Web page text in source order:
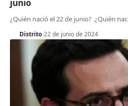
junio
¿Quién nació el 22 de junio? ¿Quién
Distrito 22 de junio de 2024